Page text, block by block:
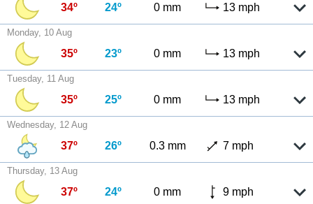
34º 24º 0 mm 13 mph
Monday, 10 Aug
35º 23º 0 mm 13 mph
Tuesday, 11 Aug
35º 25º 0 mm 13 mph
Wednesday, 12 Aug
37º 26º 0.3 mm 7 mph
Thursday, 13 Aug
37º 24º 0 mm 9 mph